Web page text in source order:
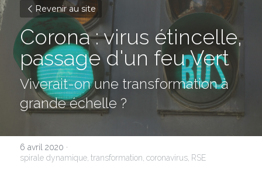
Revenir au site
Corona : virus étincelle,
passage d'un feu Vert
Viverait-on une transformation à
grande échelle ?
6 avril 2020 ·
spirale dynamique, transformation, coronavirus, RSE